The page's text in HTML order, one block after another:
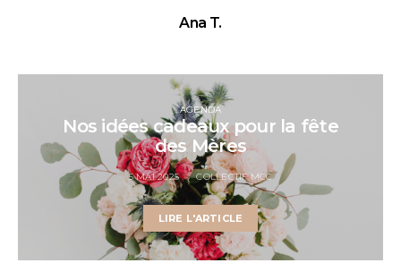
Ana T.
AGENDA
Nos idées cadeaux pour la fête
des Mères
5 MAI 2025 COLLECTIF MCC
LIRE L'ARTICLE